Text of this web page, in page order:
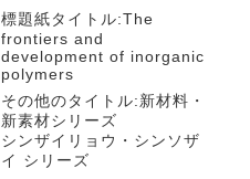
標題紙タイトル:The
frontiers and
development of inorganic
polymers
その他のタイトル:新材料・
新素材シリーズ
シンザイリョウ・シンソザ
イ シリーズ